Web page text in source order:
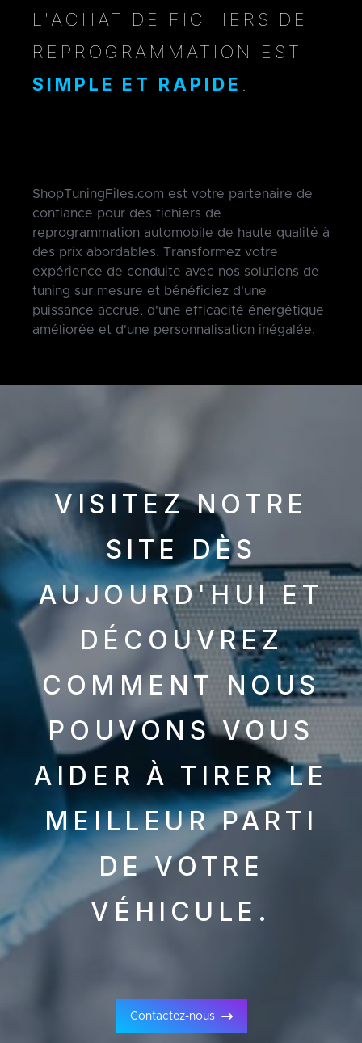
L'ACHAT DE FICHIERS DE
REPROGRAMMATION EST
SIMPLE ET RAPIDE
ShopTuningFiles.com est votre partenaire de
confiance pour des fichiers de
reprogrammation automobile de haute qualité à
des prix abordables. Transformez votre
expérience de conduite avec nos solutions de
tuning sur mesure et bénéficiez d'une
puissance accrue, d'une efficacité énergétique
améliorée et d'une personnalisation inégalée.
VISITEZ NOTRE
SITE DÈS
AUJOURD'HUI ET
DÉCOUVREZ
COMMENT NOUS
POUVONS VOUS
AIDER À TIRER LE
MEILLEUR PARTI
DE VOTRE
VÉHICULE.
Contactez-nous